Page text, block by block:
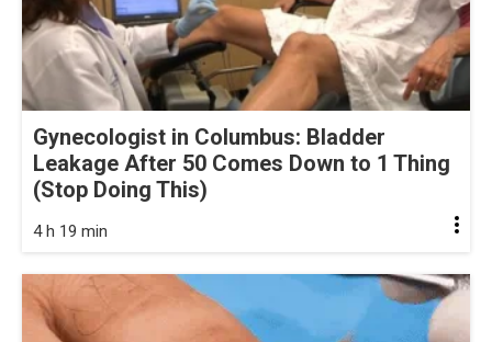
Gynecologist in Columbus: Bladder
Leakage After 50 Comes Down to 1 Thing
(Stop Doing This)
4 h 19 min